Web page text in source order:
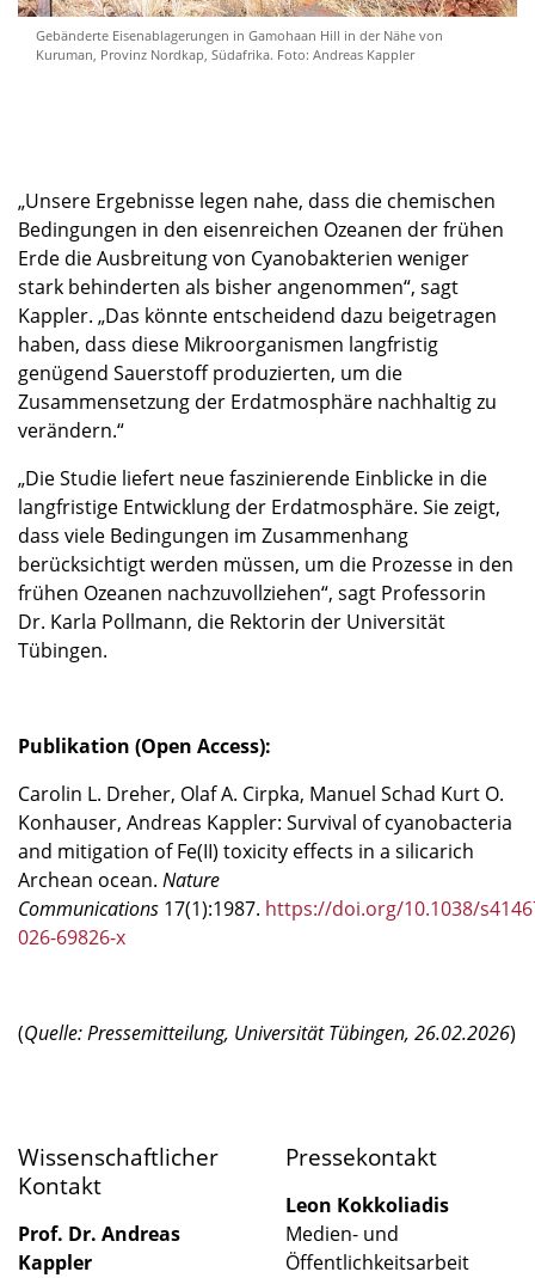
Gebänderte Eisenablagerungen in Gamohaan Hill in der Nähe von
Kuruman, Provinz Nordkap, Südafrika. Foto: Andreas Kappler
„Unsere Ergebnisse legen nahe, dass die chemischen
Bedingungen in den eisenreichen Ozeanen der frühen
Erde die Ausbreitung von Cyanobakterien weniger
stark behinderten als bisher angenommen“, sagt
Kappler. „Das könnte entscheidend dazu beigetragen
haben, dass diese Mikroorganismen langfristig
genügend Sauerstoff produzierten, um die
Zusammensetzung der Erdatmosphäre nachhaltig zu
verändern.“
„Die Studie liefert neue faszinierende Einblicke in die
langfristige Entwicklung der Erdatmosphäre. Sie zeigt,
dass viele Bedingungen im Zusammenhang
berücksichtigt werden müssen, um die Prozesse in den
frühen Ozeanen nachzuvollziehen“, sagt Professorin
Dr. Karla Pollmann, die Rektorin der Universität
Tübingen.
Publikation (Open Access):
Carolin L. Dreher, Olaf A. Cirpka, Manuel Schad Kurt O.
Konhauser, Andreas Kappler: Survival of cyanobacteria
and mitigation of Fe(II) toxicity effects in a silicarich
Archean ocean. Nature
Communications 17(1):1987. https://doi.org/10.1038/
026-69826-x
(Quelle: Pressemitteilung, Universität Tübingen, 26.02.2026)
Wissenschaftlicher
Kontakt
Prof. Dr. Andreas
Kappler
Pressekontakt
Leon Kokkoliadis
Medien- und
Öffentlichkeitsarbeit